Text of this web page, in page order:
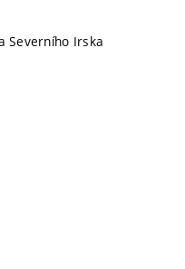
Severního Irska